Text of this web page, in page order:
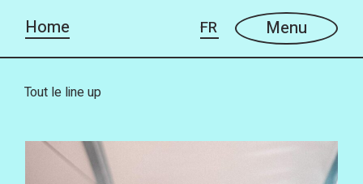
Menu
Tout le line up